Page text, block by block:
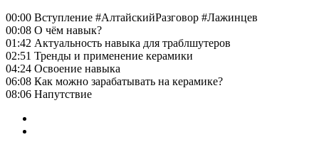
00:00 Вступление #АлтайскийРазговор #Лажинцев
00:08 О чём навык?
01:42 Актуальность навыка для траблшутеров
02:51 Тренды и применение керамики
04:24 Освоение навыка
06:08 Как можно зарабатывать на керамике?
08:06 Напутствие